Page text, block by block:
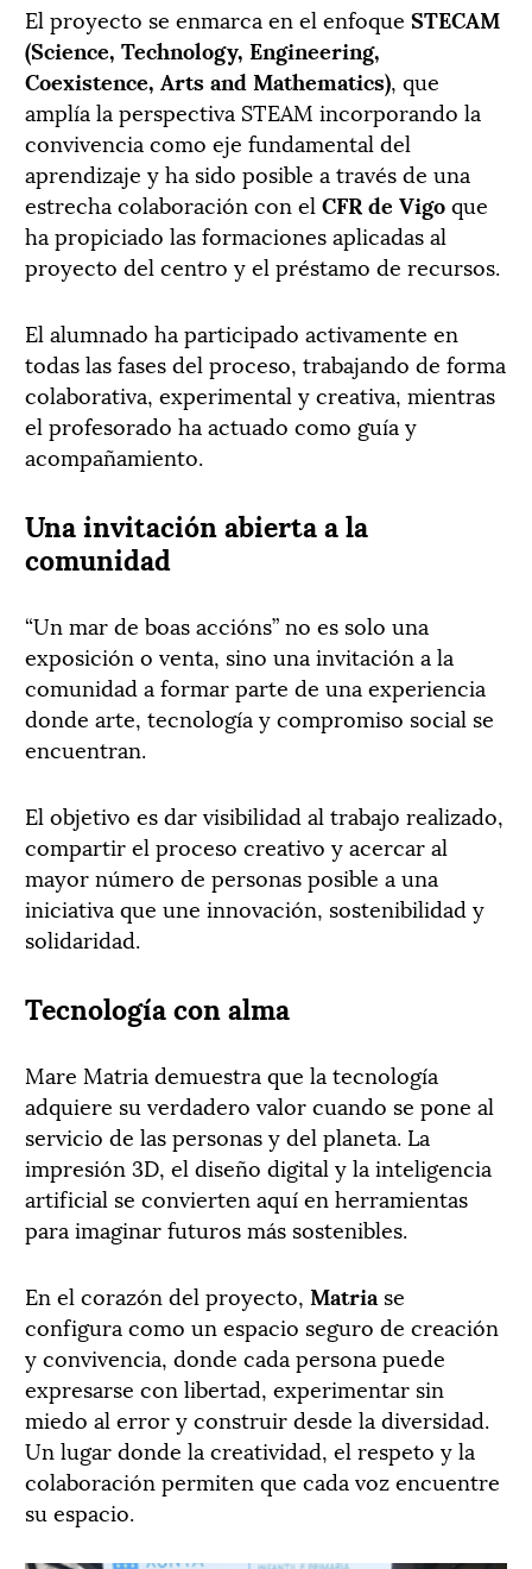
El proyecto se enmarca en el enfoque STECAM
(Science, Technology, Engineering,
Coexistence, Arts and Mathematics), que
amplía la perspectiva STEAM incorporando la
convivencia como eje fundamental del
aprendizaje y ha sido posible a través de una
estrecha colaboración con el CFR de Vigoque
ha propiciado las formaciones aplicadas al
proyecto del centro y el préstamo de recursos.
El alumnado ha participado activamente en
todas las fases del proceso, trabajando de forma
colaborativa, experimental y creativa, mientras
el profesorado ha actuado como guía y
acompañamiento.
Una invitación abierta a la
comunidad
“Un mar de boas accións” no es solo una
exposición o venta, sino una invitación a la
comunidad a formar parte de una experiencia
donde arte, tecnología y compromiso social se
encuentran.
El objetivo es dar visibilidad al trabajo realizado,
compartir el proceso creativo y acercar al
mayor número de personas posible a una
iniciativa que une innovación, sostenibilidad y
solidaridad.
Tecnología con alma
Mare Matria demuestra que la tecnología
adquiere su verdadero valor cuando se pone al
servicio de las personas y del planeta. La
impresión 3D, el diseño digital y la inteligencia
artificial se convierten aquí en herramientas
para imaginar futuros más sostenibles.
En el corazón del proyecto, Matria se
configura como un espacio seguro de creación
y convivencia, donde cada persona puede
expresarse con libertad, experimentar sin
miedo al error y construir desde la diversidad.
Un lugar donde la creatividad, el respeto y la
colaboración permiten que cada voz encuentre
su espacio.